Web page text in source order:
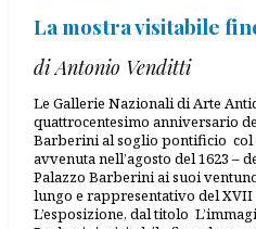
La mostra visitabile
di Antonio Venditti
Le Gallerie Nazionali di Arte
quattrocentesimo anniversario
Barberini al soglio pontificio col
avvenuta nell’agosto del 1623 –
Palazzo Barberini ai suoi
lungo e rappresentativo del XVII
L’esposizione, dal titolo